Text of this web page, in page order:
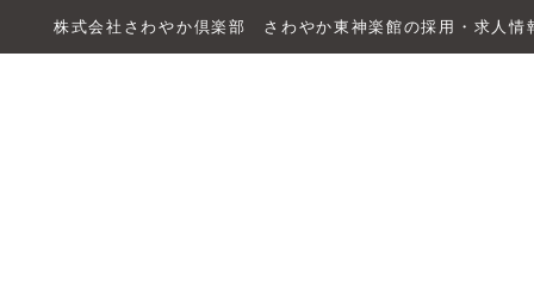
株式会社さわやか倶楽部 さわやか東神楽館の採用・求人情